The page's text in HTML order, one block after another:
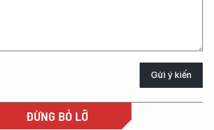
Gửi ý kiến
ĐỪNG BỎ LỠ